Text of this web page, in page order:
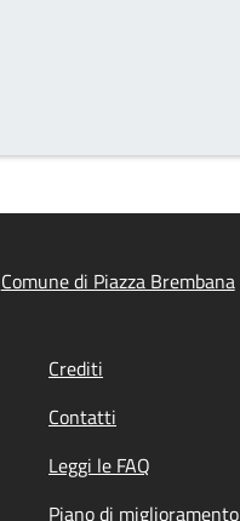
Comune di Piazza Brembana
Crediti
Contatti
Leggi le FAQ
Piano di